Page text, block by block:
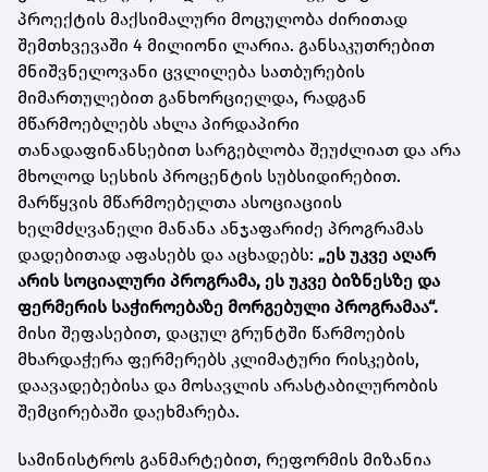
პროექტის მაქსიმალური მოცულობა ძირითად
შემთხვევაში 4 მილიონი ლარია. განსაკუთრებით
მნიშვნელოვანი ცვლილება სათბურების
მიმართულებით განხორციელდა, რადგან
მწარმოებლებს ახლა პირდაპირი
თანადაფინანსებით სარგებლობა შეუძლიათ და არა
მხოლოდ სესხის პროცენტის სუბსიდირებით.
მარწყვის მწარმოებელთა ასოციაციის
ხელმძღვანელი მანანა ანჯაფარიძე პროგრამას
დადებითად აფასებს და აცხადებს: „ეს უკვე აღარ
არის სოციალური პროგრამა, ეს უკვე ბიზნესზე და
ფერმერის საჭიროებაზე მორგებული პროგრამაა“.
მისი შეფასებით, დაცულ გრუნტში წარმოების
მხარდაჭერა ფერმერებს კლიმატური რისკების,
დაავადებებისა და მოსავლის არასტაბილურობის
შემცირებაში დაეხმარება.
სამინისტროს განმარტებით, რეფორმის მიზანია